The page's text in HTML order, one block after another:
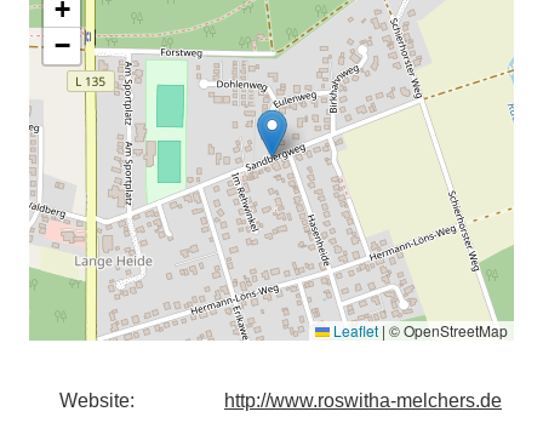
+
−
Leaflet | © OpenStreetMap
Website:
http://www.roswitha-melchers.de